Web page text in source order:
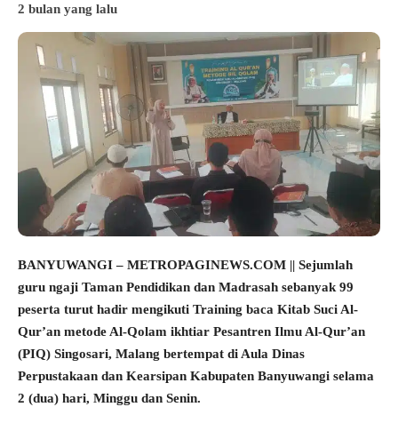
2 bulan yang lalu
BANYUWANGI – METROPAGINEWS.COM || Sejumlah
guru ngaji Taman Pendidikan dan Madrasah sebanyak 99
peserta turut hadir mengikuti Training baca Kitab Suci Al-
Qur’an metode Al-Qolam ikhtiar Pesantren Ilmu Al-Qur’an
(PIQ) Singosari, Malang bertempat di Aula Dinas
Perpustakaan dan Kearsipan Kabupaten Banyuwangi selama
2 (dua) hari, Minggu dan Senin.